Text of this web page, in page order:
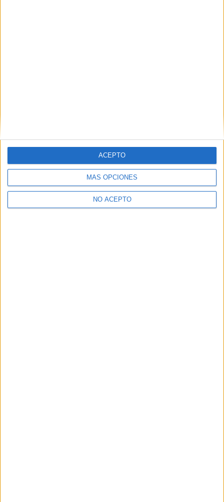
MÁS OPCIONES
NO ACEPTO
ACEPTO